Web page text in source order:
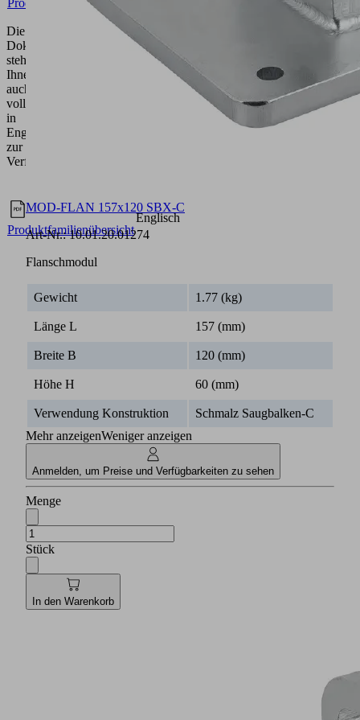
Produktfamilienübersicht
Die
Dokumentation
steht
Ihnen
auch
vollumfänglich
in
Englisch
zur
Verfügung.
Produktfamilienübersicht
Englisch
MOD-FLAN 157x120 SBX-C
Art-Nr.:10.01.20.01274
Flanschmodul
Gewicht 1.77 (kg)
Länge L 157 (mm)
Breite B 120 (mm)
Höhe H 60 (mm)
Verwendung Konstruktion
Schmalz Saugbalken-C
Mehr anzeigenWeniger anzeigen
Anmelden, um Preise und Verfügbarkeiten zu sehen
Menge
Stück
In den Warenkorb